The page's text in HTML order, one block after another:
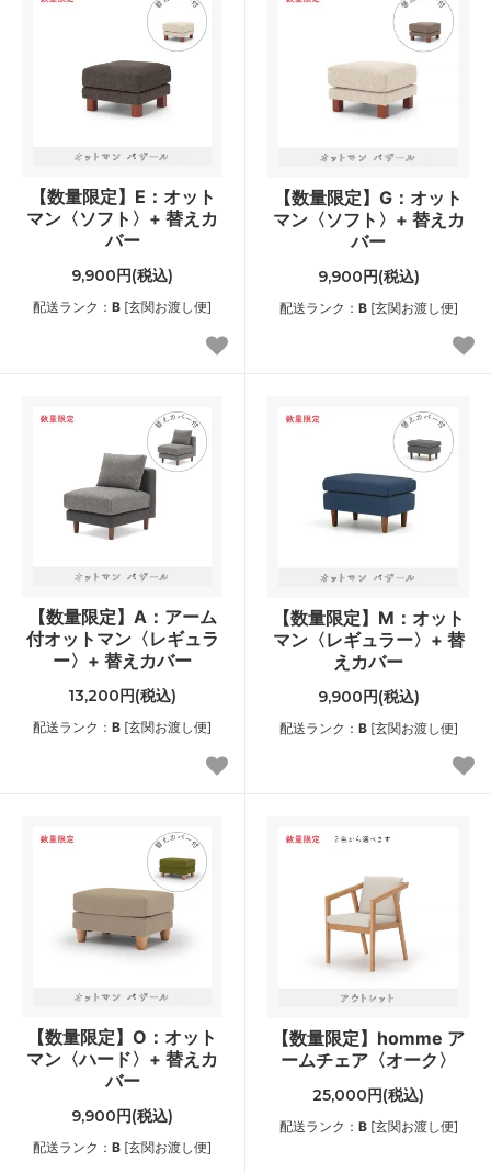
【数量限定】E：オット
マン〈ソフト〉+ 替えカ
バー
9,900円(税込)
配送ランク： B [玄関お渡し便]
【数量限定】G：オット
マン〈ソフト〉+ 替えカ
バー
9,900円(税込)
配送ランク： B[玄関お渡し便]
【数量限定】A：アーム
付オットマン〈レギュラ
ー〉+ 替えカバー
13,200円(税込)
配送ランク： B [玄関お渡し便]
【数量限定】M：オット
マン〈レギュラー〉+ 替
えカバー
9,900円(税込)
配送ランク： B[玄関お渡し便]
【数量限定】O：オット
マン〈ハード〉+ 替えカ
バー
9,900円(税込)
配送ランク： B [玄関お渡し便]
【数量限定】homme ア
ームチェア〈オーク〉
25,000円(税込)
配送ランク： B[玄関お渡し便]